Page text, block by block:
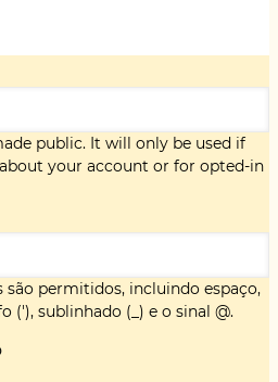
public. It will only be used if
your account or for opted-in
são permitidos, incluindo espaço,
('), sublinhado (_) e o sinal @.